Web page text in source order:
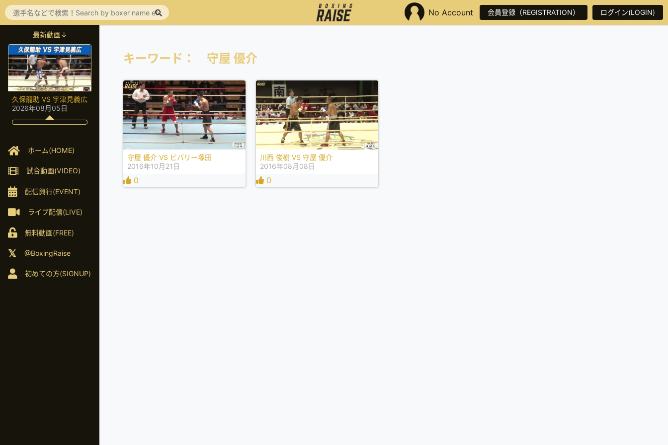
No Account 会員登録（REGISTRATION） ログイン(LOGIN)
最新動画↓
久保龍助 VS 宇津見義広
2026年08月05日
ホーム(HOME)
試合動画(VIDEO)
配信興行(EVENT)
ライブ配信(LIVE)
無料動画(FREE)
@BoxingRaise
初めての方(SIGNUP)
キーワード： 守屋 優介
守屋 優介 VS ビバリー塚田
2016年10月21日
0
川西 俊樹 VS 守屋 優介
2016年08月08日
0